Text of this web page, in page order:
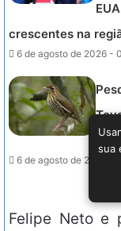
crescentes na
6 de agosto de 2026 -
6 de agosto de 2026 -
Felipe Neto e
sua